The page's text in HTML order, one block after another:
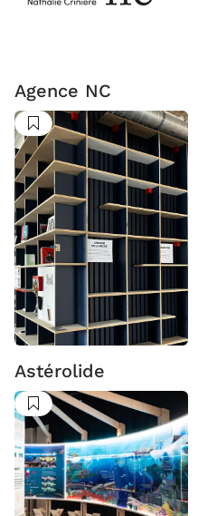
Agence NC
Suivre
Astérolide
Suivre